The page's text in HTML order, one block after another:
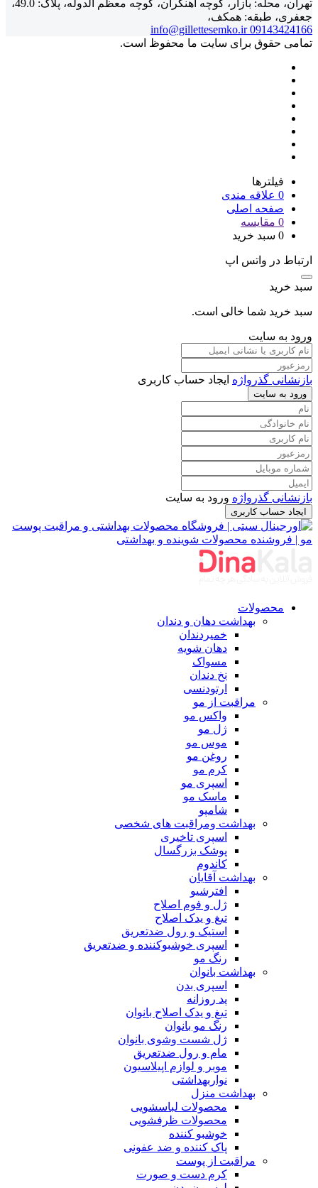
تهران، محله: بازار، کوچه آهنگران، کوچه معظم الدوله، پلاک: 49.0،
جعفری، طبقه: همکف،
09143424166
info@gillettesemko.ir
تمامی حقوق برای سایت ما محفوظ است.
فیلترها
0 علاقه مندی
صفحه اصلی
0 مقایسه
0 سبد خرید
ارتباط در واتس اپ
سبد خرید
سبد خرید شما خالی است.
ورود به سایت
بازنشانی گذرواژه ایجاد حساب کاربری
ورود به سایت
بازنشانی گذرواژه ورود به سایت
ایجاد حساب کاربری
محصولات
بهداشت دهان و دندان
خمیردندان
دهان شویه
مسواک
نخ دندان
ارتودنسی
مراقبت از مو
واکس مو
ژل مو
موس مو
روغن مو
کرم مو
اسپری مو
ماسک مو
شامپو
بهداشت ومراقبت های شخصی
اسپری تاخیری
پوشک بزرگسال
کاندوم
بهداشت آقایان
افترشیو
ژل و فوم اصلاح
تیغ و یدک اصلاح
استیک و رول ضدتعریق
اسپری خوشبوکننده و ضدتعریق
رنگ مو
بهداشت بانوان
اسپری بدن
پد روزانه
تیغ و یدک اصلاح بانوان
رنگ مو بانوان
ژل شست وشوی بانوان
مام و رول ضدتعریق
موبر و لوازم اپیلاسیون
نواربهداشتی
بهداشت منزل
محصولات لباسشویی
محصولات ظرفشویی
خوشبو کننده
پاک کننده و ضد عفونی
مراقبت از پوست
کرم دست و صورت